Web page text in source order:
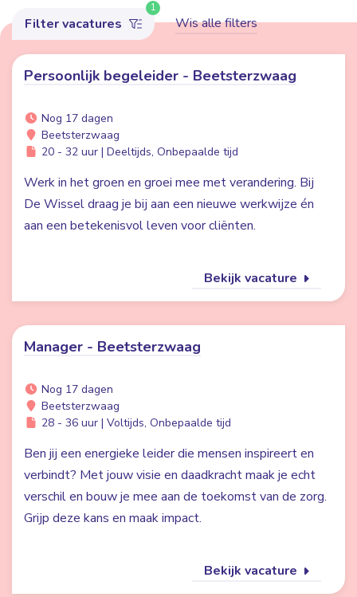
Filter vacatures
1
Wis alle filters
Persoonlijk begeleider - Beetsterzwaag
Nog 17 dagen
Beetsterzwaag
20 - 32 uur | Deeltijds, Onbepaalde tijd
Werk in het groen en groei mee met verandering. Bij
De Wissel draag je bij aan een nieuwe werkwijze én
aan een betekenisvol leven voor cliënten.
Bekijk vacature
Manager - Beetsterzwaag
Nog 17 dagen
Beetsterzwaag
28 - 36 uur | Voltijds, Onbepaalde tijd
Ben jij een energieke leider die mensen inspireert en
verbindt? Met jouw visie en daadkracht maak je echt
verschil en bouw je mee aan de toekomst van de zorg.
Grijp deze kans en maak impact.
Bekijk vacature